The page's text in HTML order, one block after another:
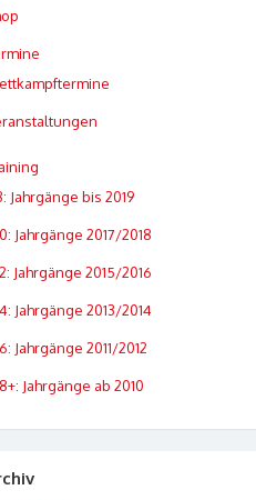
Jahrgänge bis 2019
Jahrgänge 2017/2018
Jahrgänge 2015/2016
Jahrgänge 2013/2014
Jahrgänge 2011/2012
Jahrgänge ab 2010